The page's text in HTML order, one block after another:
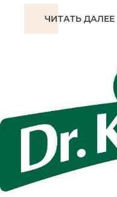
ЧИТАТЬ ДАЛЕЕ